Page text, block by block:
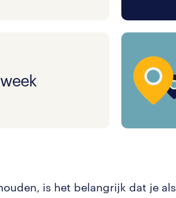
is het belangrijk dat je als